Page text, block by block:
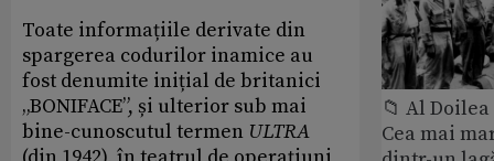
Toate informațiile derivate din
spargerea codurilor inamice au
fost denumite inițial de britanici
„BONIFACE”, și ulterior sub mai
bine-cunoscutul termen ULTRA
📁 Al
Cea mai